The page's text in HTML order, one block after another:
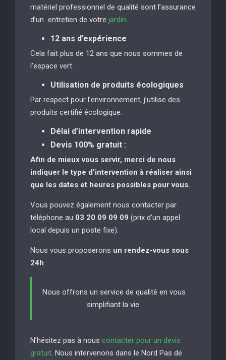
matériel professionnel de qualité sont l’assurance
d’un entretien de votre jardin
12 ans d’expérience
Cela fait plus de 12 ans que nous sommes de
l’espace vert.
Utilisation de produits écologiques
Par respect pour l’environnement, j’utilise des
produits certifié écologique.
Délai d’intervention rapide
Devis 100% gratuit :
Afin de mieux vous servir, merci de nous
indiquer le type d’intervention à réaliser ainsi
que les dates et heures possibles pour vous.
Vous pouvez également nous contacter par
téléphone au 03 20 09 09 09 (prix d’un appel
local depuis un poste fixe).
Nous vous proposerons un rendez-vous sous
24h
Nous offrons un service de qualité en vous
simplifiant la vie.
N’hésitez pas à nous contacter pour un devis
gratuit . Nous intervenons dans le Nord Pas de